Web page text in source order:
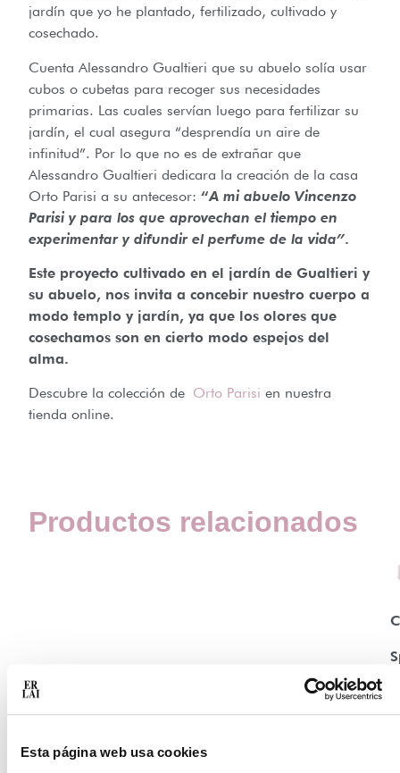
Esta página web usa cookies
jardín que yo he plantado, fertilizado, cultivado y
cosechado.
Cuenta Alessandro Gualtieri que su abuelo solía usar
cubos o cubetas para recoger sus necesidades
primarias. Las cuales servían luego para fertilizar su
jardín, el cual asegura “desprendía un aire de
infinitud”. Por lo que no es de extrañar que
Alessandro Gualtieri dedicara la creación de la casa
Orto Parisi a su antecesor: “A mi abuelo Vincenzo
Parisi y para los que aprovechan el tiempo en
experimentar y difundir el perfume de la vida”.
Este proyecto cultivado en el jardín de Gualtieri y
su abuelo, nos invita a concebir nuestro cuerpo a
modo templo y jardín, ya que los olores que
cosechamos son en cierto modo espejos del
alma.
Descubre la colección de Orto Parisi en nuestra
tienda online.
Productos relacionados